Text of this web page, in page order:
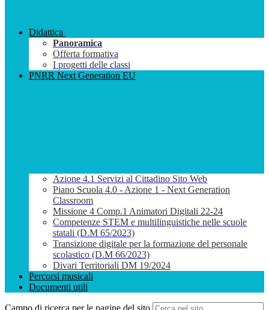
Didattica
Panoramica
Offerta formativa
I progetti delle classi
PNRR Next Generation EU
Azione 4.1 Servizi al Cittadino Sito Web
Piano Scuola 4.0 - Azione 1 - Next Generation
Classroom
Missione 4 Comp.1 Animatori Digitali 22-24
Competenze STEM e multilinguistiche nelle scuole
statali (D.M 65/2023)
Transizione digitale per la formazione del personale
scolastico (D.M 66/2023)
Divari Territoriali DM 19/2024
Percorsi musicali
Documenti utili